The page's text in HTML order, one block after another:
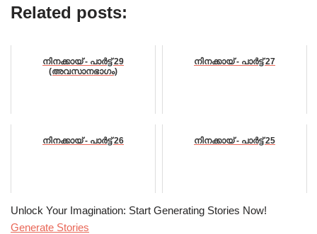
Related posts:
നിനക്കായ് - പാർട്ട്‌ 29
(അവസാനഭാഗം)
നിനക്കായ് - പാർട്ട്‌ 27
നിനക്കായ് - പാർട്ട്‌ 26 നിനക്കായ് - പാർട്ട്‌ 25
Unlock Your Imagination: Start Generating Stories Now!
Generate Stories